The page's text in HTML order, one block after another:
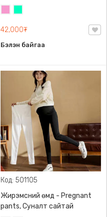
жинд таарна
42,000₮
Бэлэн байгаа
Код: 501105
Жирэмсний өмд - Pregnant
pants, Суналт сайтай